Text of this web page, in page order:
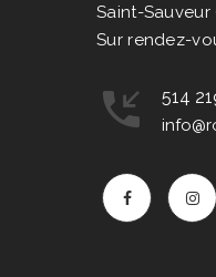
Saint-Sauveur
Sur rendez-
514